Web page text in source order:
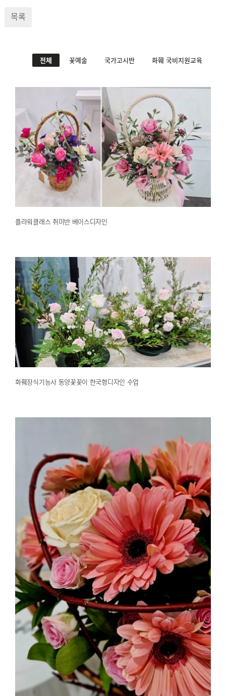
목록
전체 꽃예술 국가고시반 화훼 국비지원교육
플라워클래스 취미반 베이스디자인
2025.04.30해운대한국문화센터
플라워클래스 취미반 베이스디자인
화훼장식기능사 동양꽃꽂이 한국형디자인 수업
2025.04.30해운대한국문화센터
화훼장식기능사 동양꽃꽂이 한국형디자인 수업